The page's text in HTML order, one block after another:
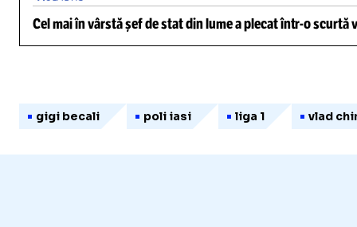
Cel mai în vârstă șef de stat din lume a plecat într-o scurtă
gigi becali poli iasi liga 1 vlad